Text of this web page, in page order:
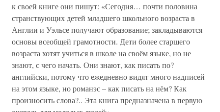
к своей книге они пишут: «Сегодня… почти половина
странствующих детей младшего школьного возраста в
Англии и Уэльсе получают образование; закладываются
основы всеобщей грамотности. Дети более старшего
возраста хотят учиться в школе на своём языке, но не
знают, с чего начать. Они знают, как писать по?
английски, потому что ежедневно видят много надписей
на этом языке, но романэс – как писать на нём? Как
произносить слова?.. Эта книга предназначена в первую